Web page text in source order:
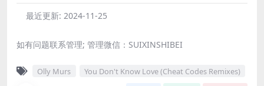
最近更新: 2024-11-25
如有问题联系管理; 管理微信：SUIXINSHIBEI
Olly Murs You Don't Know Love (Cheat Codes Remixes)